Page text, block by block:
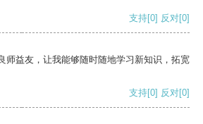
支持[0] 反对[0]
师益友，让我能够随时随地学习新知识，拓宽
支持[0] 反对[0]